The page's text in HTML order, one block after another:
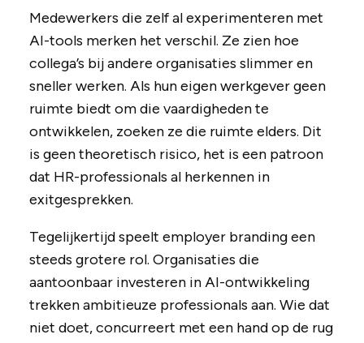
Medewerkers die zelf al experimenteren met
AI-tools merken het verschil. Ze zien hoe
collega’s bij andere organisaties slimmer en
sneller werken. Als hun eigen werkgever geen
ruimte biedt om die vaardigheden te
ontwikkelen, zoeken ze die ruimte elders. Dit
is geen theoretisch risico, het is een patroon
dat HR-professionals al herkennen in
exitgesprekken.
Tegelijkertijd speelt employer branding een
steeds grotere rol. Organisaties die
aantoonbaar investeren in AI-ontwikkeling
trekken ambitieuze professionals aan. Wie dat
niet doet, concurreert met een hand op de rug